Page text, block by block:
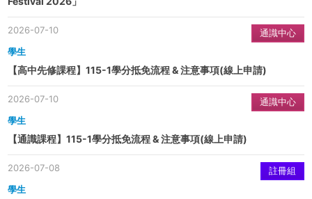
通識中心
學生
2026-07-10
【高中先修課程】115-1學分抵免流程 & 注意事項(線上申請)
通識中心
學生
2026-07-10
【通識課程】115-1學分抵免流程 & 注意事項(線上申請)
註冊組
學生
2026-07-08